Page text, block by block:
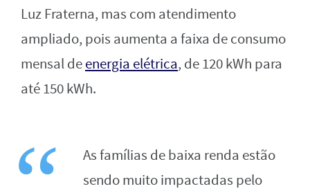
Luz Fraterna, mas com atendimento
ampliado, pois aumenta a faixa de consumo
mensal deenergia elétrica, de 120 kWh para
até 150 kWh.
As famílias de baixa renda estão
sendo muito impactadas pelo